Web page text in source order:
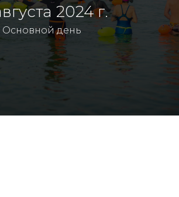
2024 г.
Основной день
фотоотчет